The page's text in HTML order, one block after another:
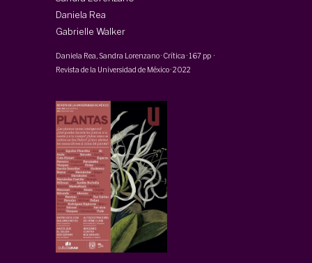
Daniela Rea
Gabrielle Walker
Daniela Rea Sandra Lorenzano· Crítica ·167 pp ·
Revista de la Universidad de México·2022